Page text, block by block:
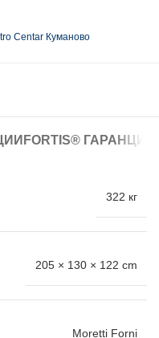
Centar Куманово
FORTIS®
322 кг
205 × 130 × 122 cm
Moretti Forni